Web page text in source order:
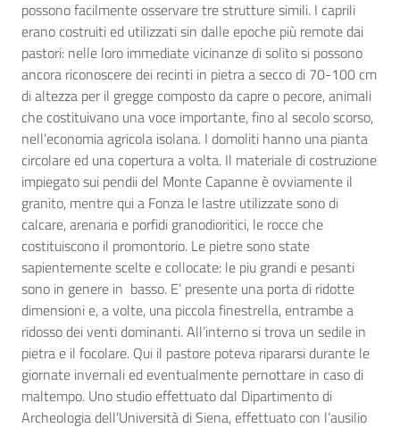
possono facilmente osservare tre strutture simili. I caprili
erano costruiti ed utilizzati sin dalle epoche più remote dai
pastori: nelle loro immediate vicinanze di solito si possono
ancora riconoscere dei recinti in pietra a secco di 70-100 cm
di altezza per il gregge composto da capre o pecore, animali
che costituivano una voce importante, fino al secolo scorso,
nell’economia agricola isolana. I domoliti hanno una pianta
circolare ed una copertura a volta. Il materiale di costruzione
impiegato sui pendii del Monte Capanne è ovviamente il
granito, mentre qui a Fonza le lastre utilizzate sono di
calcare, arenaria e porfidi granodioritici, le rocce che
costituiscono il promontorio. Le pietre sono state
sapientemente scelte e collocate: le piu grandi e pesanti
sono in genere in basso. E’ presente una porta di ridotte
dimensioni e, a volte, una piccola finestrella, entrambe a
ridosso dei venti dominanti. All’interno si trova un sedile in
pietra e il focolare. Qui il pastore poteva ripararsi durante le
giornate invernali ed eventualmente pernottare in caso di
maltempo. Uno studio effettuato dal Dipartimento di
Archeologia dell’Università di Siena, effettuato con l’ausilio